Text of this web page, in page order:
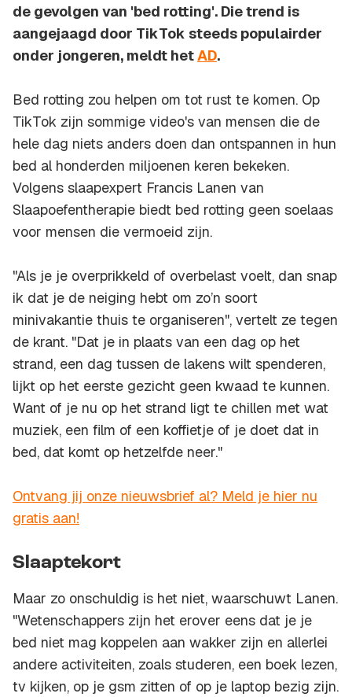
de gevolgen van 'bed rotting'. Die trend is
aangejaagd door TikTok steeds populairder
onder jongeren, meldt hetAD.
Bed rotting zou helpen om tot rust te komen. Op
TikTok zijn sommige video's van mensen die de
hele dag niets anders doen dan ontspannen in hun
bed al honderden miljoenen keren bekeken.
Volgens slaapexpert Francis Lanen van
Slaapoefentherapie biedt bed rotting geen soelaas
voor mensen die vermoeid zijn.
"Als je je overprikkeld of overbelast voelt, dan snap
ik dat je de neiging hebt om zo’n soort
minivakantie thuis te organiseren", vertelt ze tegen
de krant. "Dat je in plaats van een dag op het
strand, een dag tussen de lakens wilt spenderen,
lijkt op het eerste gezicht geen kwaad te kunnen.
Want of je nu op het strand ligt te chillen met wat
muziek, een film of een koffietje of je doet dat in
bed, dat komt op hetzelfde neer."
Ontvang jij onze nieuwsbrief al? Meld je hier nu
gratis aan!
Slaaptekort
Maar zo onschuldig is het niet, waarschuwt Lanen.
"Wetenschappers zijn het erover eens dat je je
bed niet mag koppelen aan wakker zijn en allerlei
andere activiteiten, zoals studeren, een boek lezen,
tv kijken, op je gsm zitten of op je laptop bezig zijn.